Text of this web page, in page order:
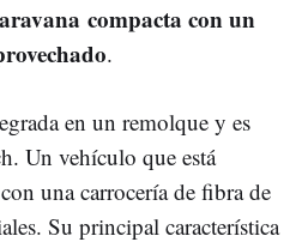
compacta con un
.
en un remolque y es
Un vehículo que está
una carrocería de fibra de
Su principal característica